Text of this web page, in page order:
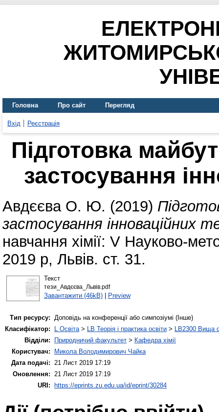
Головна Про сайт Перегляд
Вхід Реєстрація
Підготовка
застосування
Авдєєва О. Ю. (2019)
застосування інноваційних
навчання хімії: V Науково-
2019 р, Львів. ст. 31.
Текст
тези_Авдєєва_Львів.pdf
Завантажити (46kB)| Preview
Тип ресурсу: Доповідь на конференції або симпозіумі (Інше)
Класифікатор:
L Освіта> LB Теорія і практика освіти > LB2300 Вища
Відділи:
Природничий факультет > Кафедра хімії
Користувач:
Микола Володимирович Чайка
Дата подачі: 21 Лист 2019 17:19
Оновлення: 21 Лист 2019 17:19
URI:
https://eprints.zu.edu.ua/id/eprint/30284